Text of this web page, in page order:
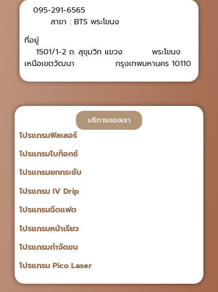
095-291-6565
สาขา : BTS พระโขนง
ที่อยู่
1501/1-2 ถ. สุขุมวิท แขวง พระโขนง
เหนือเขตวัฒนา กรุงเทพมหานคร 10110
บริการของเรา
โปรแกรมฟิลเลอร์
โปรแกรมโบท็อกซ์
โปรแกรมยกกระชับ
โปรแกรม IV Drip
โปรแกรมฉีดแฟต
โปรแกรมหน้าเรียว
โปรแกรมกำจัดขน
โปรแกรม Pico Laser